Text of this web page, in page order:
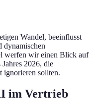
Wandel, beeinflusst
dynamischen
werfen wir einen Blick auf
2026, die
ignorieren sollten.
im Vertrieb